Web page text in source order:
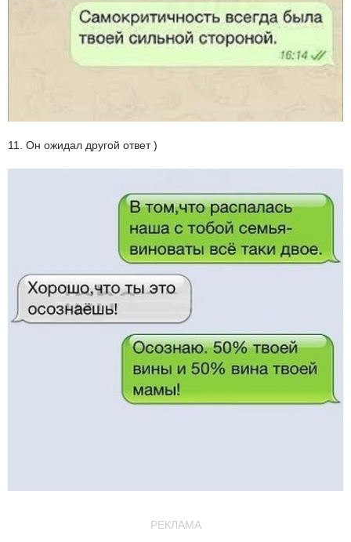
11. Он ожидал другой ответ )
РЕКЛАМА